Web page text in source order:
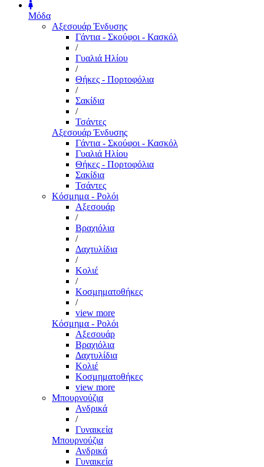
Μόδα
Αξεσουάρ Ένδυσης
Γάντια - Σκούφοι - Κασκόλ
/
Γυαλιά Ηλίου
/
Θήκες - Πορτοφόλια
/
Σακίδια
/
Τσάντες
Αξεσουάρ Ένδυσης
Γάντια - Σκούφοι - Κασκόλ
Γυαλιά Ηλίου
Θήκες - Πορτοφόλια
Σακίδια
Τσάντες
Κόσμημα - Ρολόι
Αξεσουάρ
/
Βραχιόλια
/
Δαχτυλίδια
/
Κολιέ
/
Κοσμηματοθήκες
/
view more
Κόσμημα - Ρολόι
Αξεσουάρ
Βραχιόλια
Δαχτυλίδια
Κολιέ
Κοσμηματοθήκες
view more
Μπουρνούζια
Ανδρικά
/
Γυναικεία
Μπουρνούζια
Ανδρικά
Γυναικεία